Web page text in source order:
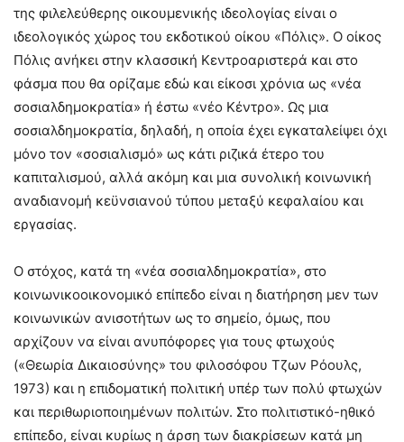
της φιλελεύθερης οικουμενικής ιδεολογίας είναι ο
ιδεολογικός χώρος του εκδοτικού οίκου «Πόλις». Ο οίκος
Πόλις ανήκει στην κλασσική Κεντροαριστερά και στο
φάσμα που θα ορίζαμε εδώ και είκοσι χρόνια ως «νέα
σοσιαλδημοκρατία» ή έστω «νέο Κέντρο». Ως μια
σοσιαλδημοκρατία, δηλαδή, η οποία έχει εγκαταλείψει όχι
μόνο τον «σοσιαλισμό» ως κάτι ριζικά έτερο του
καπιταλισμού, αλλά ακόμη και μια συνολική κοινωνική
αναδιανομή κεϋνσιανού τύπου μεταξύ κεφαλαίου και
εργασίας.
Ο στόχος, κατά τη «νέα σοσιαλδημοκρατία», στο
κοινωνικοοικονομικό επίπεδο είναι η διατήρηση μεν των
κοινωνικών ανισοτήτων ως το σημείο, όμως, που
αρχίζουν να είναι ανυπόφορες για τους φτωχούς
(«Θεωρία Δικαιοσύνης» του φιλοσόφου Τζων Ρόουλς,
1973) και η επιδοματική πολιτική υπέρ των πολύ φτωχών
και περιθωριοποιημένων πολιτών. Στο πολιτιστικό-ηθικό
επίπεδο, είναι κυρίως η άρση των διακρίσεων κατά μη